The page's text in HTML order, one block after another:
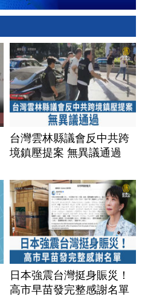
台灣雲林縣議會反中共跨
境鎮壓提案 無異議通過
日本強震台灣挺身賑災！
高市早苗發完整感謝名單